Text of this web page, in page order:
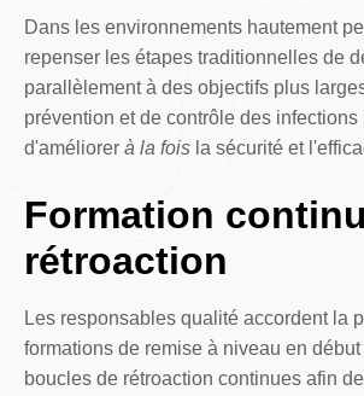
Dans les environnements hautement
repenser les étapes traditionnelles de
parallèlement à des objectifs plus
prévention et de contrôle des infections
d'améliorer à la foisla sécurité et
Formation
rétroaction
Les responsables qualité accordent la
formations de remise à niveau en
boucles de rétroaction continues afin